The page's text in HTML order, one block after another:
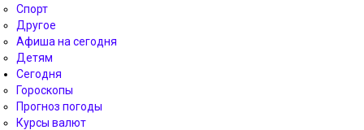
Спорт
Другое
Афиша на сегодня
Детям
Сегодня
Гороскопы
Прогноз погоды
Курсы валют